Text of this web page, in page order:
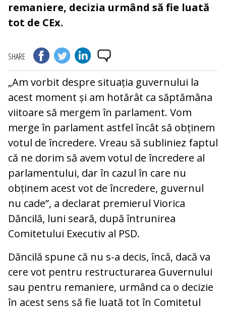
remaniere, decizia urmând să fie luată
tot de CEx.
SHARE
„Am vorbit despre situația guvernului la
acest moment și am hotărât ca săptămâna
viitoare să mergem în parlament. Vom
merge în parlament astfel încât să obținem
votul de încredere. Vreau să subliniez faptul
că ne dorim să avem votul de încredere al
parlamentului, dar în cazul în care nu
obținem acest vot de încredere, guvernul
nu cade”, a declarat premierul Viorica
Dăncilă, luni seară, după întrunirea
Comitetului Executiv al PSD.
Dăncilă spune că nu s-a decis, încă, dacă va
cere vot pentru restructurarea Guvernului
sau pentru remaniere, urmând ca o decizie
în acest sens să fie luată tot în Comitetul